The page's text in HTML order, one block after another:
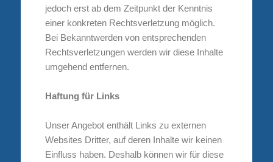
jedoch erst ab dem Zeitpunkt der Kenntnis
einer konkreten Rechtsverletzung möglich.
Bei Bekanntwerden von entsprechenden
Rechtsverletzungen werden wir diese Inhalte
umgehend entfernen.
Haftung für Links
Unser Angebot enthält Links zu externen
Websites Dritter, auf deren Inhalte wir keinen
Einfluss haben. Deshalb können wir für diese